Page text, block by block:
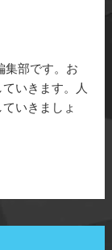
集部です。お
いきます。人
いきましょ